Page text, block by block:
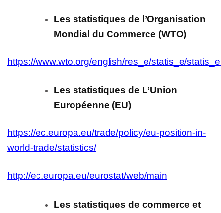
Les statistiques de l’Organisation
Mondial du Commerce (WTO)
https://www.wto.org/english/res_e/statis_e/
Les statistiques de L’Union
Européenne (EU)
https://ec.europa.eu/trade/policy/eu-position-in-
world-trade/statistics/
http://ec.europa.eu/eurostat/web/main
Les statistiques de commerce et